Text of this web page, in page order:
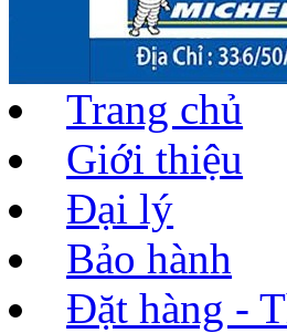
Trang chủ
Giới thiệu
Đại lý
Bảo hành
Đặt hàng -